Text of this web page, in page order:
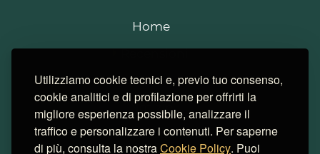
Utilizziamo cookie tecnici e, previo tuo consenso,
cookie analitici e di profilazione per offrirti la
migliore esperienza possibile, analizzare il
traffico e personalizzare i contenuti. Per saperne
di più, consulta la nostraCookie Policy. Puoi
Home
Recensioni
Strains
Notizie
Consigli